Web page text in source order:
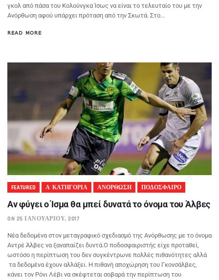
γκολ από πάσα του Κολούνγκα Ίσως να είναι το τελευταίο του με την
Ανόρθωση αφού υπάρχει πρόταση από την Σκωτά. Στο...
READ MORE
FEATURED Α' ΚΑΤΗΓΟΡΙΑ ΑΝΟΡΘΩΣΗ ΠΟΔΟΣΦΑΙΡΟ
Αν φύγει ο Ίσμα θα μπεί δυνατά το όνομα του Άλβες
ON 25 ΙΑΝΟΥΑΡΊΟΥ, 2017
Νέα δεδομένα στον μεταγραφικό σχεδιασμό της Ανόρθωσης με το όνομα
Αντρέ Άλβες να ξαναπαίζει δυντά.Ο ποδοσφαιριστής είχε προταθεί,
ωστόσο η περίπτωση του δεν συγκέντρωνε πολλές πιθανότητες αλλά
τα δεδομένα έχουν αλλάξει. Η πιθανή αποχώρηση του Γκονσάλβες,
κάνει τον Ρόνι Λέβι να σκέφτεται σοβαρά την περίπτωση του